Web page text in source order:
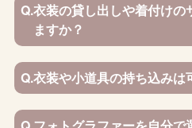
Q.衣装の貸し出しや着付けの
ますか？
Q.衣装や小道具の持ち込みは